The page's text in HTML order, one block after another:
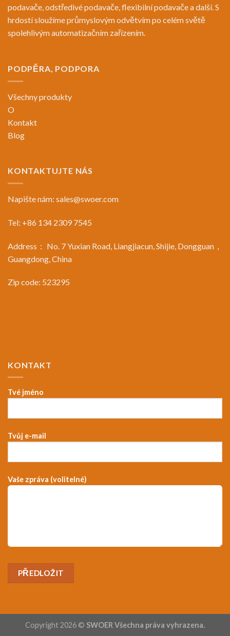
podavače, odstředivé podavače, flexibilní podavače a další. S
hrdostí sloužíme průmyslovým odvětvím po celém světě
spolehlivým automatizačním zařízením.
PODPĚRA, PODPORA
Všechny produkty
O
Kontakt
Blog
KONTAKTUJTE NÁS
Napište nám: sales@swoer.com
Tel: +86 134 2309 7545
Address： No. 7 Yuxian Road, Liangjiacun, Shijie, Dongguan，
Guangdong, China
Zip code: 523295
KONTAKT
Tvé jméno
Tvůj e-mail
Vaše zpráva (volitelné)
Copyright 2026 © SWOER Všechna práva vyhrazena.